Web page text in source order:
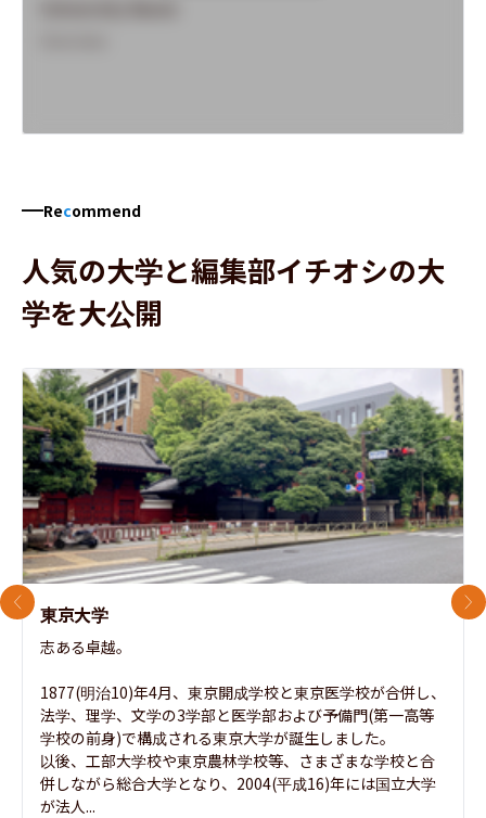
Recommend
人気の大学と編集部イチオシの大
学を大公開
東京大学
志ある卓越。
1877(明治10)年4月、東京開成学校と東京医学校が合併し、
法学、理学、文学の3学部と医学部および予備門(第一高等
学校の前身)で構成される東京大学が誕生しました。
以後、工部大学校や東京農林学校等、さまざまな学校と合
併しながら総合大学となり、2004(平成16)年には国立大学
が法人...
前のスライド 次